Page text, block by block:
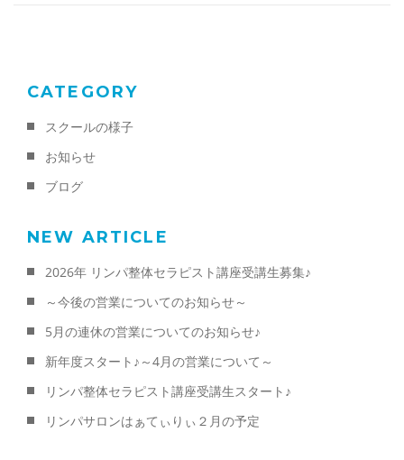
CATEGORY
スクールの様子
お知らせ
ブログ
NEW ARTICLE
2026年 リンパ整体セラピスト講座受講生募集♪
～今後の営業についてのお知らせ～
5月の連休の営業についてのお知らせ♪
新年度スタート♪～4月の営業について～
リンパ整体セラピスト講座受講生スタート♪
リンパサロンはぁてぃりぃ２月の予定